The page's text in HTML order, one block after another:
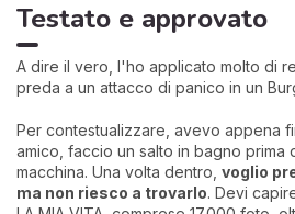
Testato e approvato
A dire il vero, l'ho applicato molto di
preda a un attacco di panico in un
Per contestualizzare, avevo appena
amico, faccio un salto in bagno prima
macchina. Una volta dentro, voglio
ma non riesco a trovarlo. Devi